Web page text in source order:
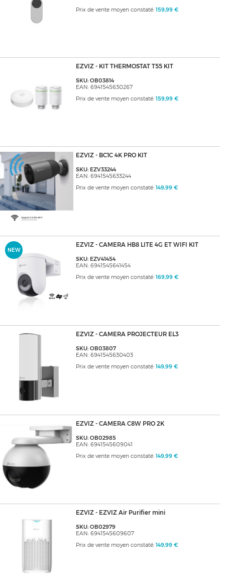
Prix de vente moyen constaté: 159,99 €
EZVIZ - KIT THERMOSTAT T55 KIT
SKU: OB03814
EAN: 6941545630267
Prix de vente moyen constaté: 159,99 €
EZVIZ - BC1C 4K PRO KIT
SKU: EZV33244
EAN: 6941545633244
Prix de vente moyen constaté: 149,99 €
NEW
EZVIZ - CAMERA HB8 LITE 4G ET WIFI KIT
SKU: EZV41454
EAN: 6941545641454
Prix de vente moyen constaté: 169,99 €
EZVIZ - CAMERA PROJECTEUR EL3
SKU: OB03807
EAN: 6941545630403
Prix de vente moyen constaté: 149,99 €
EZVIZ - CAMERA C8W PRO 2K
SKU: OB02985
EAN: 6941545609041
Prix de vente moyen constaté: 149,99 €
EZVIZ - EZVIZ Air Purifier mini
SKU: OB02979
EAN: 6941545609607
Prix de vente moyen constaté: 149,99 €